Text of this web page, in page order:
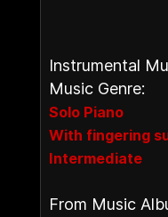
Instrumental
Music Genre:
Solo Piano
With fingering
Intermediate
From Music